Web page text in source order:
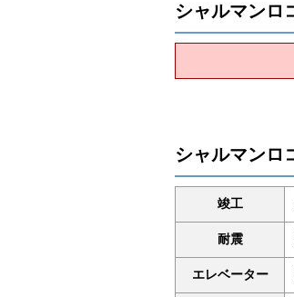
シャルマンロ
シャルマンロ
竣工
耐震
エレベーター